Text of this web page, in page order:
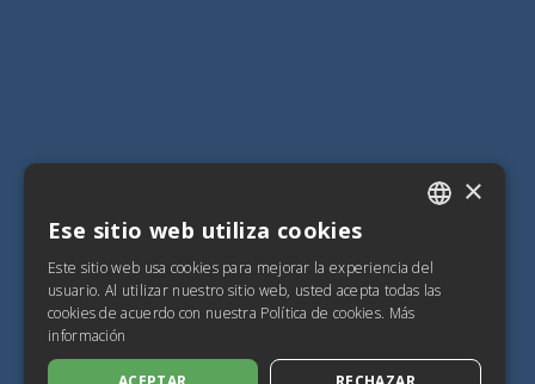
ENGLISH
×
Ese sitio web utiliza cookies
Este sitio web usa cookies para mejorar la experiencia del
usuario. Al utilizar nuestro sitio web, usted acepta todas las
cookies de acuerdo con nuestra Política de cookies. Más
información